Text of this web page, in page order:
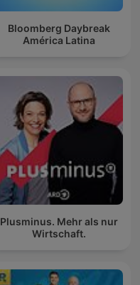
Bloomberg Daybreak
América Latina
Plusminus. Mehr als nur
Wirtschaft.